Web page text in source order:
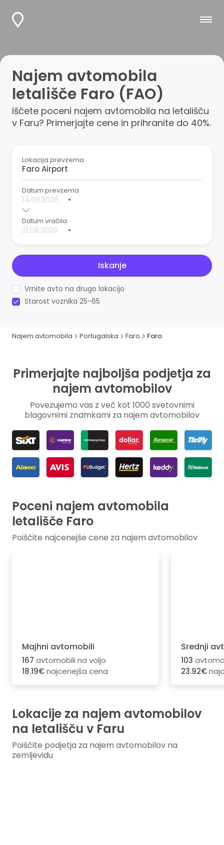
Najem avtomobila
letališče Faro (FAO)
Iščete poceni najem avtomobila na letališču
v Faru? Primerjajte cene in prihranite do 40%.
Lokacija prevzema
Datum prevzema
•
Datum vračila
•
Iskanje
Vrnite avto na drugo lokacijo
Starost voznika 25-65
Najem avtomobila Portugalska Faro Faro
Primerjajte najboljša podjetja za
najem avtomobilov
Povezujemo vas z več kot 1000 svetovnimi
blagovnimi znamkami za najem avtomobilov
Poceni najem avtomobila
letališče Faro
Poiščite najcenejše cene za najem avtomobilov
Majhni avtomobili
167 avtomobili na voljo
18.19€najcenejša cena
Srednji
103
23.92€
Lokacije za najem avtomobilov
na letališču v Faru
Poiščite podjetja za najem avtomobilov na
zemljevidu